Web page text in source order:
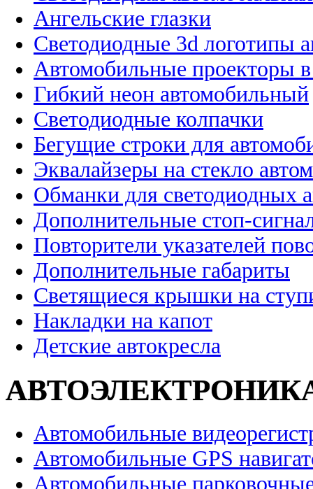
Ангельские глазки
Светодиодные 3d логотипы
Автомобильные проекторы
Гибкий неон автомобильный
Светодиодные колпачки
Бегущие строки для
Эквалайзеры на стекло
Обманки для светодиодных
Дополнительные стоп-
Повторители указателей
Дополнительные габариты
Светящиеся крышки на
Накладки на капот
Детские автокресла
Автомобильные
Автомобильные GPS
Автомобильные